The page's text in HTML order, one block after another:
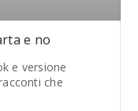
e no
e versione
che